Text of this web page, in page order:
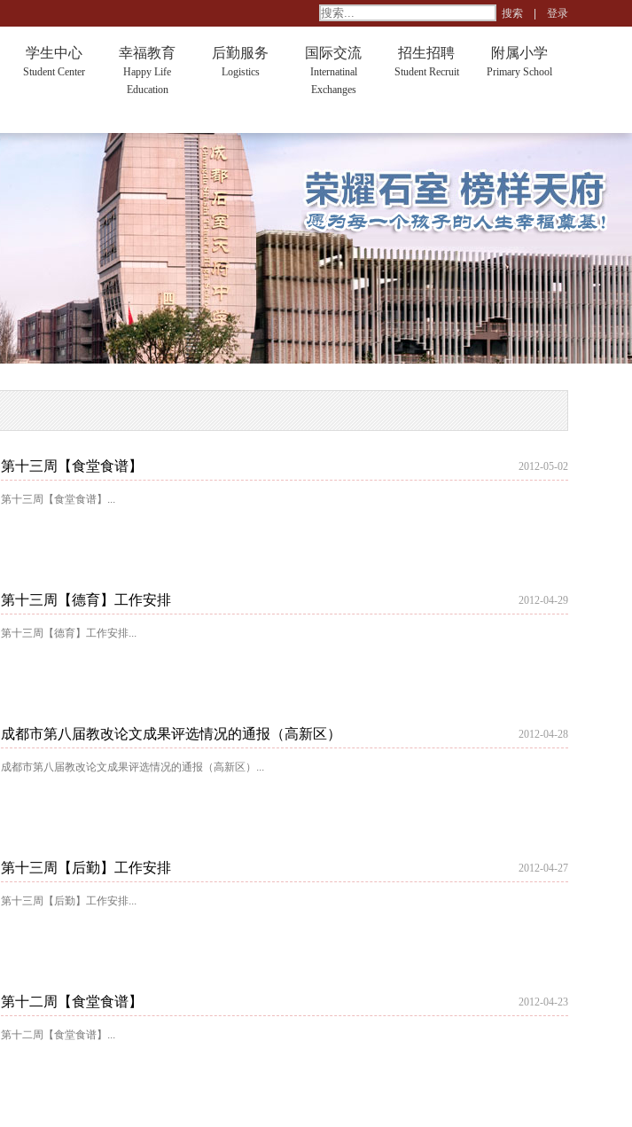
搜索 登录
学生中心
Student Center
幸福教育
Happy Life
Education
后勤服务
Logistics
国际交流
Internatinal
Exchanges
招生招聘
Student Recruit
附属小学
Primary School
第十三周【食堂食谱】 2012-05-02
第十三周【食堂食谱】...
第十三周【德育】工作安排 2012-04-29
第十三周【德育】工作安排...
成都市第八届教改论文成果评选情况的通报（高新区） 2012-04-28
成都市第八届教改论文成果评选情况的通报（高新区）...
第十三周【后勤】工作安排 2012-04-27
第十三周【后勤】工作安排...
第十二周【食堂食谱】 2012-04-23
第十二周【食堂食谱】...